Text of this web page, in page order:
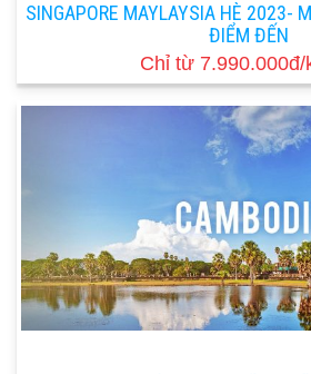
SINGAPORE MAYLAYSIA HÈ 2023-
ĐIỂM ĐẾN
Chỉ từ 7.990.000đ/